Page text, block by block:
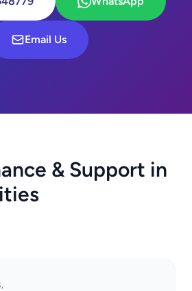
Email Us
& Support in